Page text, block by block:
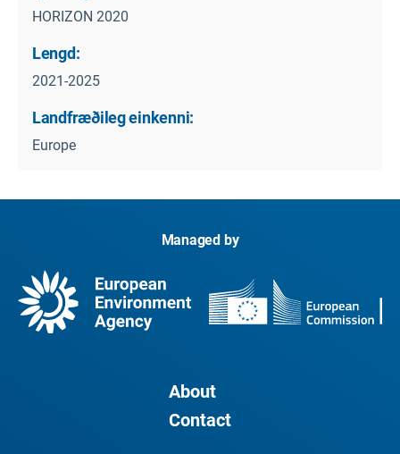
HORIZON 2020
Lengd:
2021-2025
Landfræðileg einkenni:
Europe
Managed by
About
Contact